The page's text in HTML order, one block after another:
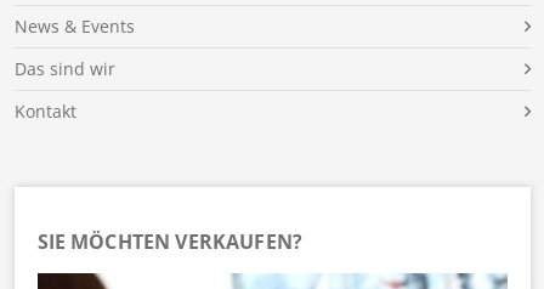
News & Events
Das sind wir
Kontakt
SIE MÖCHTEN VERKAUFEN?